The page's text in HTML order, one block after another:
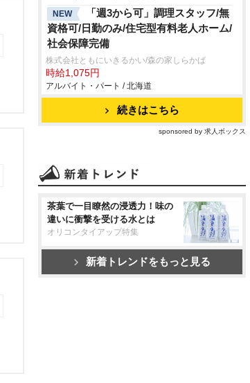
NEW
「週3から可」調理スタッフ/無
資格可/日勤のみ/住宅型有料老人ホーム/
社会保障完備
株式会社ともにいきるかい/森の家しらかば
時給1,075円
アルバイト・パート / 北海道
続きはこちら
sponsored by 求人ボックス
茶葉で一目瞭然の浸透力！味の
違いに衝撃を受ける水とは
オリコンタイアップ特集
新着トレンドをもっと見る